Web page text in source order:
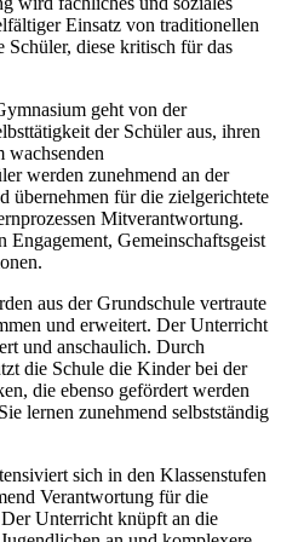
Einsatz von traditionellen
diese kritisch für das
geht von der
der Schüler aus, ihren
wachsenden
werden zunehmend an der
übernehmen für die zielgerichtete
Mitverantwortung.
Gemeinschaftsgeist
aus der Grundschule vertraute
und erweitert. Der Unterricht
und anschaulich. Durch
die Schule die Kinder bei der
die ebenso gefördert werden
lernen zunehmend selbstständig
sich in den Klassenstufen
Verantwortung für die
Unterricht knüpft an die